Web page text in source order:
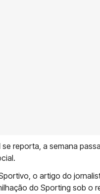
reporta, a semana
o artigo do
do Sporting sob o